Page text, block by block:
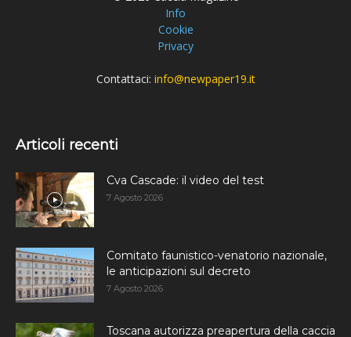
Info
Cookie
Privacy
Contattaci: info@newpaper19.it
Articoli recenti
Cva Cascade: il video del test
7 Agosto 2026
Comitato faunistico-venatorio nazionale,
le anticipazioni sul decreto
7 Agosto 2026
Toscana autorizza preapertura della caccia